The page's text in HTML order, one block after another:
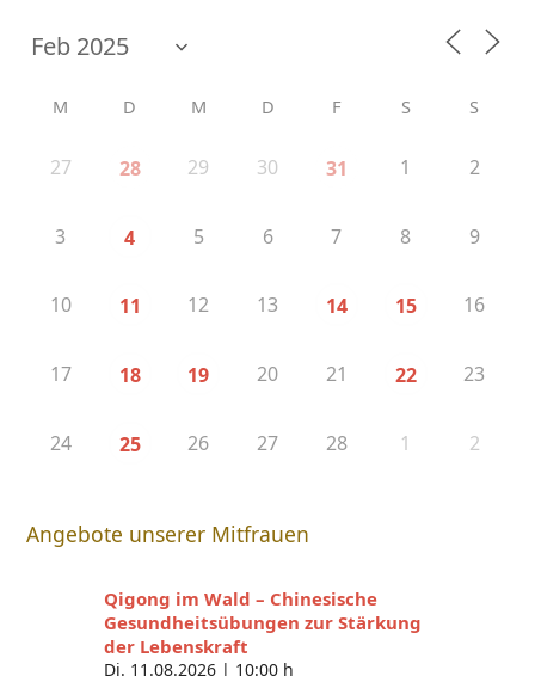
M D M D F S S
27 28 29 30 31 1 2
3 4 5 6 7 8 9
10 11 12 13 14 15 16
17 18 19 20 21 22 23
24 25 26 27 28 1 2
Angebote unserer Mitfrauen
Qigong im Wald – Chinesische
Gesundheitsübungen zur Stärkung
der Lebenskraft
Di. 11.08.2026 | 10:00 h